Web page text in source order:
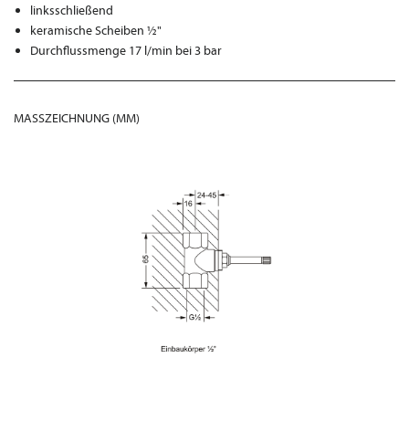
linksschließend
keramische Scheiben ½"
Durchflussmenge 17 l/min bei 3 bar
MASSZEICHNUNG (MM)